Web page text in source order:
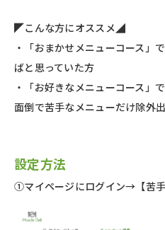
◤こんな方にオススメ◢
・「おまかせメニューコース」
ばと思っていた方
・「お好きなメニューコース」
面倒で苦手なメニューだけ除外
設定方法
①マイページにログイン→【苦